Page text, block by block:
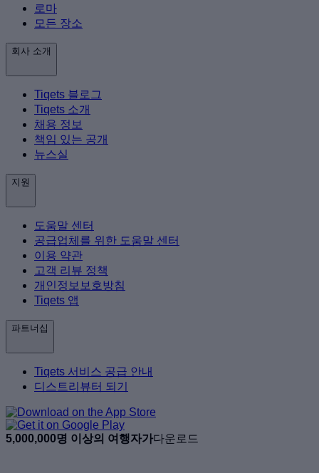
로마
모든 장소
회사 소개
Tiqets 블로그
Tiqets 소개
채용 정보
책임 있는 공개
뉴스실
지원
도움말 센터
공급업체를 위한 도움말 센터
이용 약관
고객 리뷰 정책
개인정보보호방침
Tiqets 앱
파트너십
Tiqets 서비스 공급 안내
디스트리뷰터 되기
5,000,000명 이상의 여행자가다운로드